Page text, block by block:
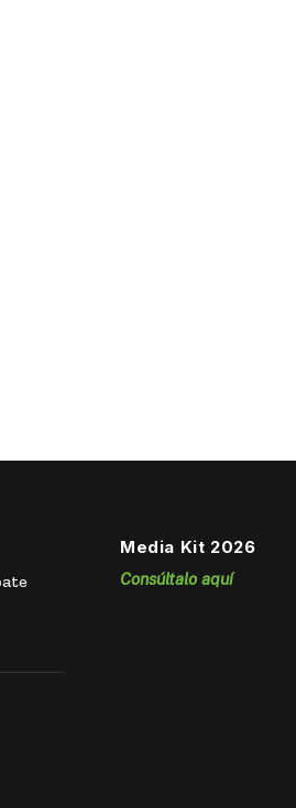
Media Kit 2026
Consúltalo aquí